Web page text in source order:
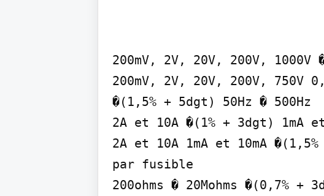
200mV, 2V, 20V, 200V,
200mV, 2V, 20V, 200V, 750V
�(1,5% + 5dgt) 50Hz � 500Hz
2A et 10A �(1% + 3dgt) 1mA
2A et 10A 1mA et 10mA
par fusible
200ohms � 20Mohms �(0,7% +